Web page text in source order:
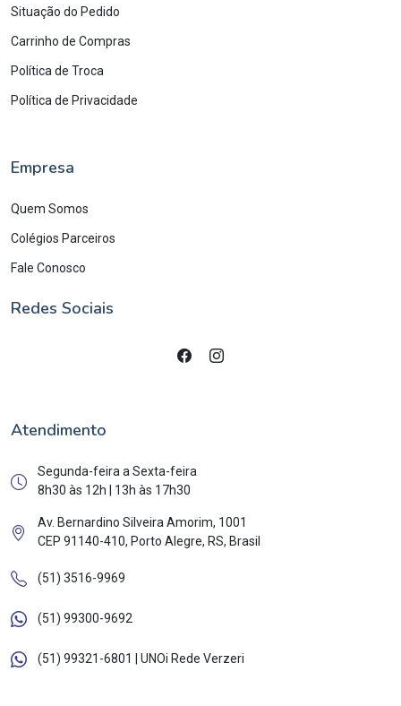
Situação do Pedido
Carrinho de Compras
Política de Troca
Política de Privacidade
Empresa
Quem Somos
Colégios Parceiros
Fale Conosco
Redes Sociais
Atendimento
Segunda-feira a Sexta-feira
8h30 às 12h | 13h às 17h30
Av. Bernardino Silveira Amorim, 1001
CEP 91140-410, Porto Alegre, RS, Brasil
(51) 3516-9969
(51) 99300-9692
(51) 99321-6801 | UNOi Rede Verzeri